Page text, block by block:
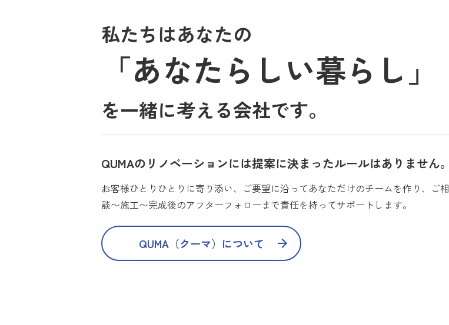
私たちはあなたの
「あなたらしい暮らし」
を一緒に考える会社です。
QUMAのリノベーションには提案に決まったルールはありません。
お客様ひとりひとりに寄り添い、ご要望に沿ってあなただけのチームを作り、ご相
談〜施工〜完成後のアフターフォローまで責任を持ってサポートします。
QUMA（クーマ）について